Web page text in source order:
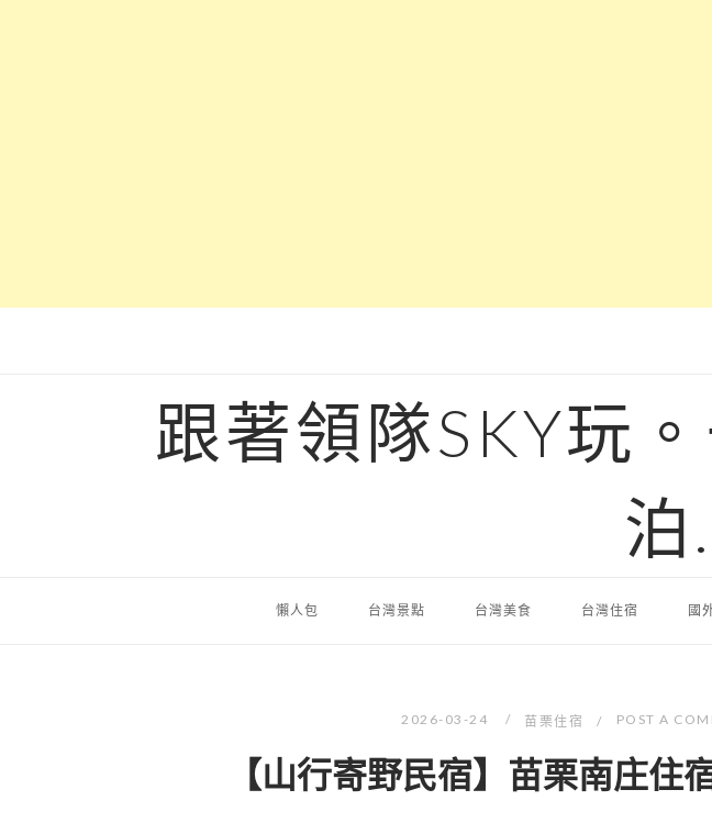
跟著領隊SKY玩
泊
懶人包 台灣景點 台灣美食 台灣住宿 國
2026-03-24 苗栗住宿 POST A
【山行寄野民宿】苗栗南庄住